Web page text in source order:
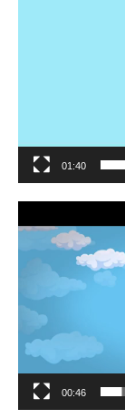
01:40
00:46